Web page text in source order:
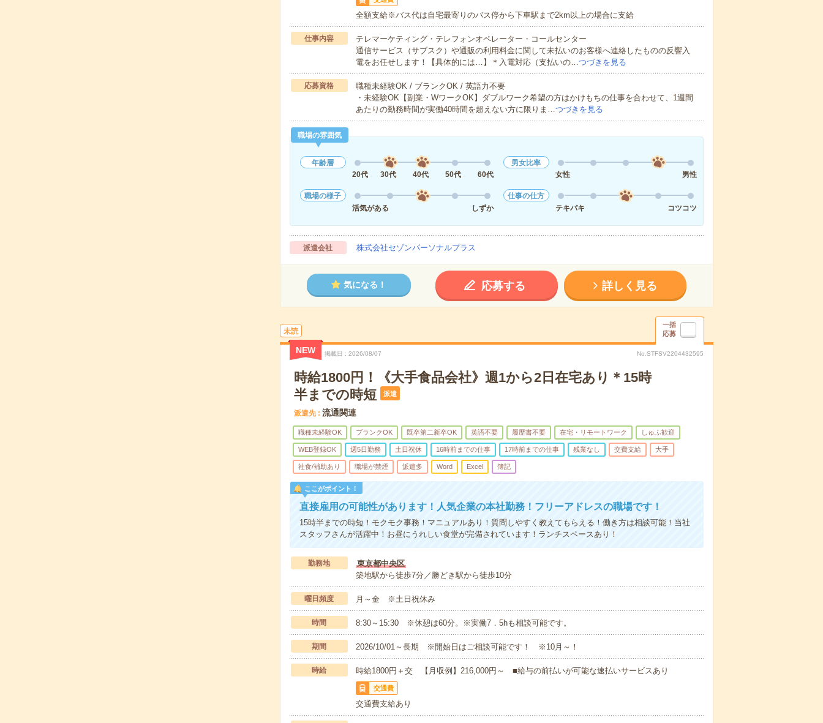
全額支給※バス代は自宅最寄りのバス停から下車駅まで2km以上の場合に支給
仕事内容
テレマーケティング・テレフォンオペレーター・コールセンター
通信サービス（サブスク）や通販の利用料金に関して未払いのお客様へ連絡したものの反響入
電をお任せします！【具体的には…】＊入電対応（支払いの… つづきを見る
応募資格
職種未経験OK / ブランクOK / 英語力不要
・未経験OK【副業・WワークOK】ダブルワーク希望の方はかけもちの仕事を合わせて、1週間
あたりの勤務時間が実働40時間を超えない方に限りま… つづきを見る
職場の雰囲気
年齢層
20代
30代 40代 50代 60代
男女比率
女性
男性
職場の様子
活気がある
しずか
仕事の仕方
テキパキ
コツコツ
派遣会社 株式会社セゾンパーソナルプラス
気になる！ 応募する 詳しく見る
未読
一括
応募
NEW 掲載日 2026/08/07 No.STFSV2204432595
時給1800円！《大手食品会社》週1から2日在宅あり＊15時
半までの時短
派遣
派遣先 流通関連
職種未経験OK ブランクOK 既卒第二新卒OK 英語不要 履歴書不要 在宅・リモートワーク しゅふ歓迎
WEB登録OK 週5日勤務 土日祝休 16時前までの仕事 17時前までの仕事 残業なし 交費支給 大手
社食/補助あり 職場が禁煙 派遣多 Word Excel 簿記
ここがポイント！
直接雇用の可能性があります！人気企業の本社勤務！フリーアドレスの職場です！
15時半までの時短！モクモク事務！マニュアルあり！質問しやすく教えてもらえる！働き方は相談可能！当社
スタッフさんが活躍中！お昼にうれしい食堂が完備されています！ランチスペースあり！
勤務地
東京都中央区
築地駅から徒歩7分／勝どき駅から徒歩10分
曜日頻度 月～金 ※土日祝休み
時間 8:30～15:30 ※休憩は60分。※実働7．5hも相談可能です。
期間 2026/10/01～長期 ※開始日はご相談可能です！ ※10月～！
時給 時給1800円＋交 【月収例】216,000円～ ■給与の前払いが可能な速払いサービスあり
交通費
交通費支給あり